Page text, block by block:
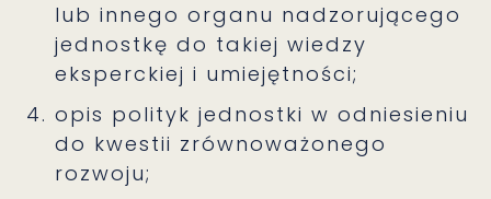
lub innego organu nadzorującego
jednostkę do takiej wiedzy
eksperckiej i umiejętności;
opis polityk jednostki w odniesieniu
do kwestii zrównoważonego
rozwoju;